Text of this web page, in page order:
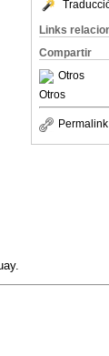
Links
Compartir
Otros
Otros
Permalink